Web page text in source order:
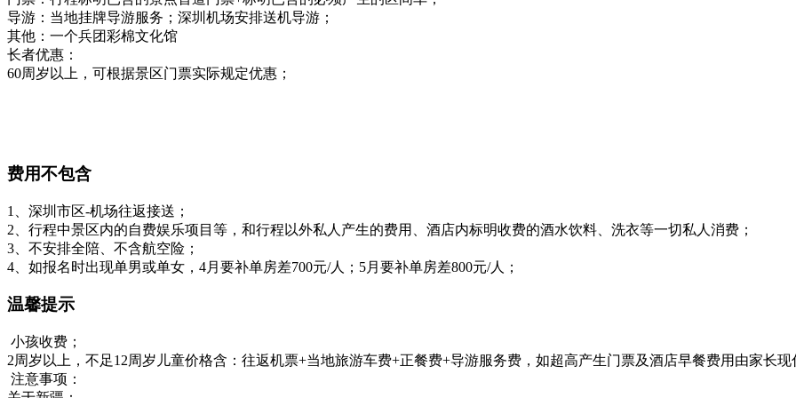
导游：当地挂牌导游服务；深圳机场安排送机导游；
其他：一个兵团彩棉文化馆
长者优惠：
60周岁以上，可根据景区门票实际规定优惠；
费用不包含
1、深圳市区-机场往返接送；
2、行程中景区内的自费娱乐项目等，和行程以外私人产生的费用、酒店内标明收费的酒水饮料、洗衣等一切私人消费；
3、不安排全陪、不含航空险；
4、如报名时出现单男或单女，4月要补单房差700元/人；5月要补单房差800元/人；
温馨提示
小孩收费；
2周岁以上，不足12周岁儿童价格含：往返机票+当地旅游车费+正餐费+导游服务费，如超高产生门票及酒店早餐费用由家长现
注意事项：